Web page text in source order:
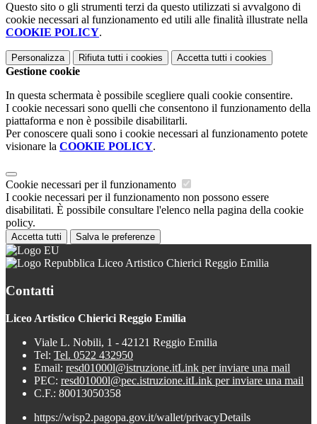
Questo sito o gli strumenti terzi da questo utilizzati si avvalgono di
cookie necessari al funzionamento ed utili alle finalità illustrate nella
COOKIE POLICY.
Personalizza Rifiuta tutti i cookies Accetta tutti i cookies
Gestione cookie
In questa schermata è possibile scegliere quali cookie consentire.
I cookie necessari sono quelli che consentono il funzionamento della
piattaforma e non è possibile disabilitarli.
Per conoscere quali sono i cookie necessari al funzionamento potete
visionare la COOKIE POLICY.
Cookie necessari per il funzionamento
I cookie necessari per il funzionamento non possono essere
disabilitati. È possibile consultare l'elenco nella pagina della cookie
policy.
Accetta tutti Salva le preferenze
Liceo Artistico Chierici Reggio Emilia
Contatti
Liceo Artistico Chierici Reggio Emilia
Viale L. Nobili, 1 - 42121 Reggio Emilia
Tel: Tel. 0522 432950
Email: resd01000l@istruzione.itLink per inviare una mail
PEC: resd01000l@pec.istruzione.itLink per inviare una mail
C.F.: 80013050358
https://wisp2.pagopa.gov.it/wallet/privacyDetails